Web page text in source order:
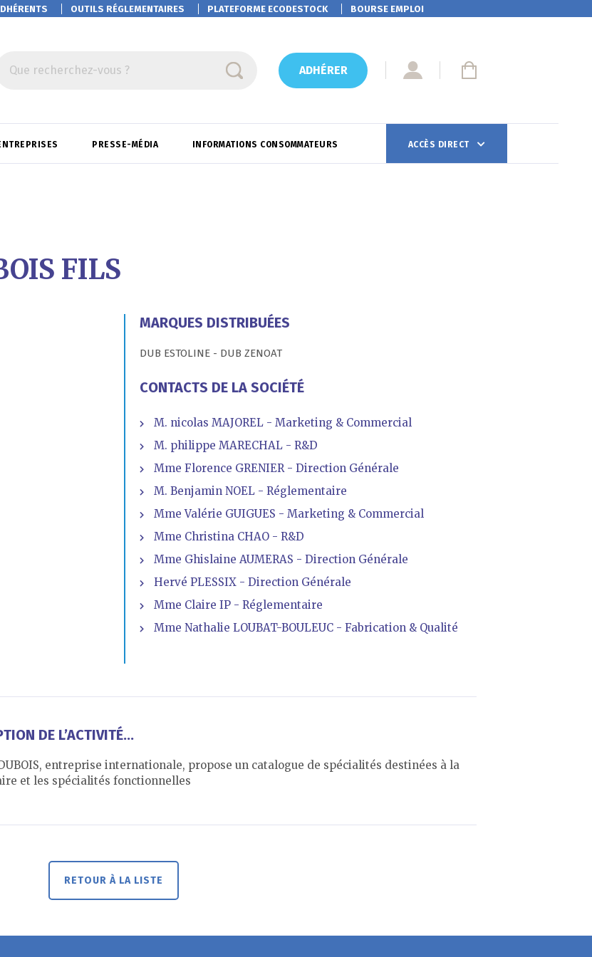
OUTILS RÉGLEMENTAIRES PLATEFORMEECODESTOCK BOURSE EMPLOI
Que recherchez-vous ? ADHÉRER
PRESSE-MÉDIA INFORMATIONS CONSOMMATEURS ACCÈS DIRECT
FILS
MARQUES DISTRIBUÉES
DUB ESTOLINE - DUB ZENOAT
CONTACTS DE LA SOCIÉTÉ
M. nicolas MAJOREL - Marketing & Commercial
M. philippe MARECHAL - R&D
Mme Florence GRENIER - Direction Générale
M. Benjamin NOEL - Réglementaire
Mme Valérie GUIGUES - Marketing & Commercial
Mme Christina CHAO - R&D
Mme Ghislaine AUMERAS - Direction Générale
Hervé PLESSIX - Direction Générale
Mme Claire IP - Réglementaire
Mme Nathalie LOUBAT-BOULEUC - Fabrication & Qualité
DE L’ACTIVITÉ...
entreprise internationale, propose un catalogue de spécialités destinées à la
et les spécialités fonctionnelles
RETOUR À LA LISTE